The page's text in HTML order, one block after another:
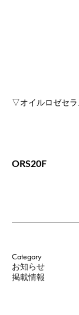
▽オイルロゼセラ
ORS20F
Category
お知らせ
掲載情報